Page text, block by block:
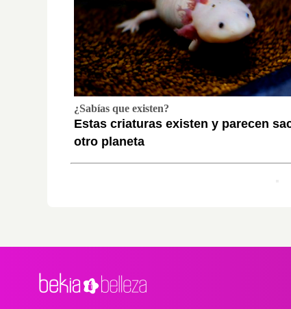
¿Sabías que existen?
Estas criaturas existen y parecen
otro planeta